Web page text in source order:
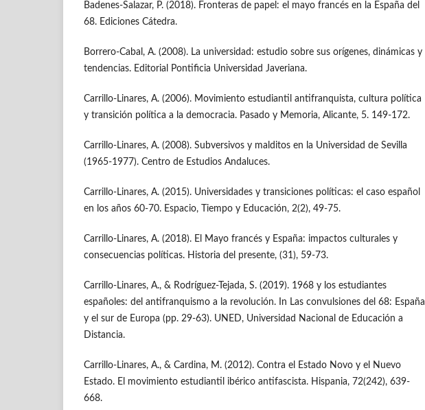
Badenes-Salazar, P. (2018). Fronteras de papel: el mayo francés en la España del
68. Ediciones Cátedra.
Borrero-Cabal, A. (2008). La universidad: estudio sobre sus orígenes, dinámicas y
tendencias. Editorial Pontificia Universidad Javeriana.
Carrillo-Linares, A. (2006). Movimiento estudiantil antifranquista, cultura política
y transición política a la democracia. Pasado y Memoria, Alicante, 5. 149-172.
Carrillo-Linares, A. (2008). Subversivos y malditos en la Universidad de Sevilla
(1965-1977). Centro de Estudios Andaluces.
Carrillo-Linares, A. (2015). Universidades y transiciones políticas: el caso español
en los años 60-70. Espacio, Tiempo y Educación, 2(2), 49-75.
Carrillo-Linares, A. (2018). El Mayo francés y España: impactos culturales y
consecuencias políticas. Historia del presente, (31), 59-73.
Carrillo-Linares, A., & Rodríguez-Tejada, S. (2019). 1968 y los estudiantes
españoles: del antifranquismo a la revolución. In Las convulsiones del 68: España
y el sur de Europa (pp. 29-63). UNED, Universidad Nacional de Educación a
Distancia.
Carrillo-Linares, A., & Cardina, M. (2012). Contra el Estado Novo y el Nuevo
Estado. El movimiento estudiantil ibérico antifascista. Hispania, 72(242), 639-
668.